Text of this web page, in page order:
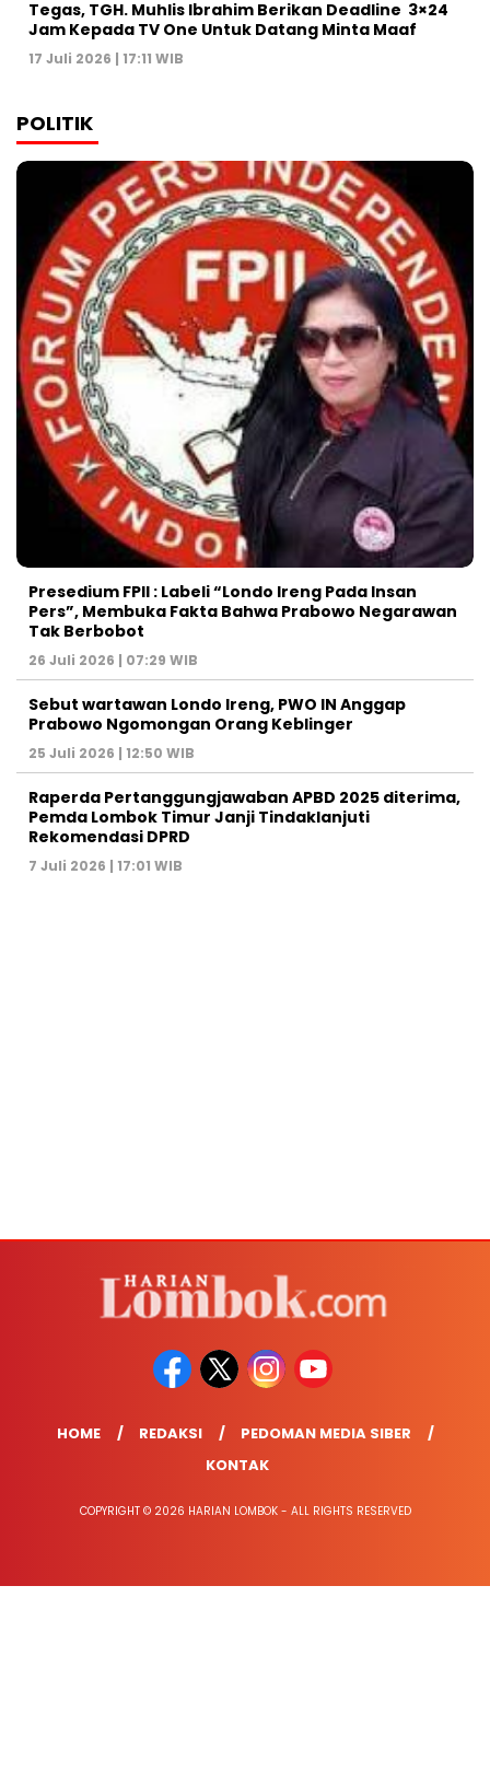
Tegas, TGH. Muhlis Ibrahim Berikan Deadline 3×24
Jam Kepada TV One Untuk Datang Minta Maaf
17 Juli 2026 | 17:11 WIB
POLITIK
Presedium FPII : Labeli “Londo Ireng Pada Insan
Pers”, Membuka Fakta Bahwa Prabowo Negarawan
Tak Berbobot
26 Juli 2026 | 07:29 WIB
Sebut wartawan Londo Ireng, PWO IN Anggap
Prabowo Ngomongan Orang Keblinger
25 Juli 2026 | 12:50 WIB
Raperda Pertanggungjawaban APBD 2025 diterima,
Pemda Lombok Timur Janji Tindaklanjuti
Rekomendasi DPRD
7 Juli 2026 | 17:01 WIB
HOME REDAKSI
PEDOMAN MEDIA SIBER
KONTAK
COPYRIGHT © 2026 HARIAN LOMBOK - ALL RIGHTS RESERVED